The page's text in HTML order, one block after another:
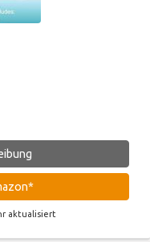
aktualisiert